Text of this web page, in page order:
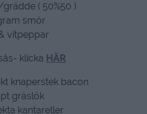
( 50%50 )
smör
vitpeppar
klicka HÄR
knaperstek bacon
gräslök
kantareller